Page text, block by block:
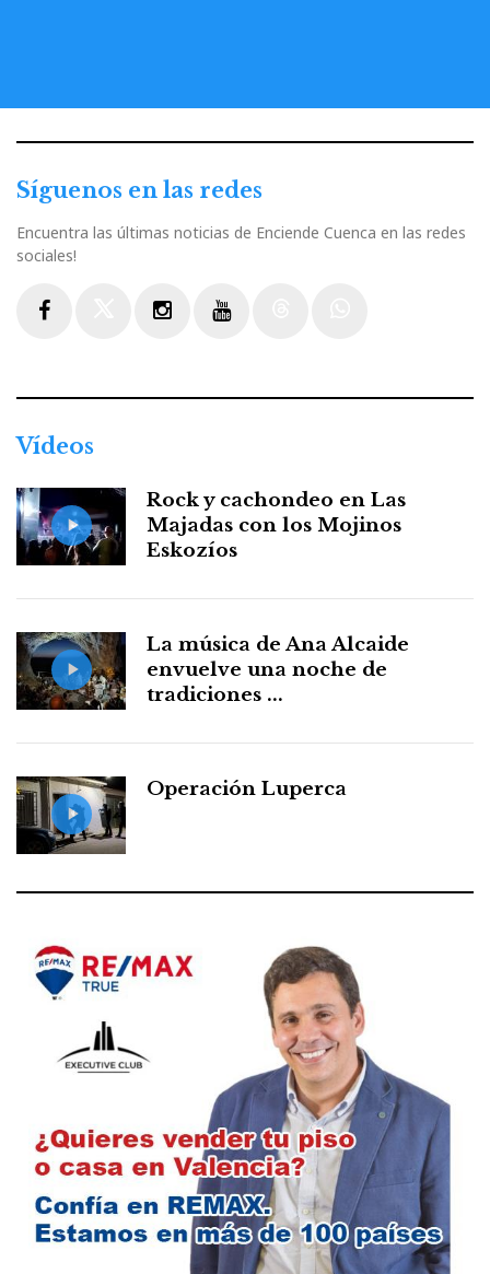
Síguenos en las redes
Encuentra las últimas noticias de Enciende Cuenca en las redes
sociales!
Vídeos
Rock y cachondeo en Las
Majadas con los Mojinos
Eskozíos
La música de Ana Alcaide
envuelve una noche de
tradiciones ...
Operación Luperca